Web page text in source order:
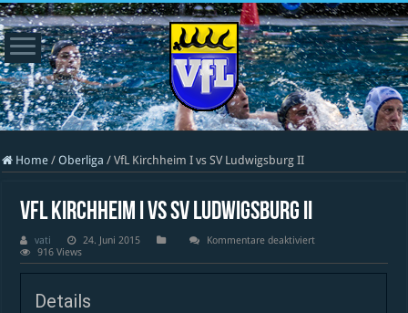
Home / Oberliga / VfL Kirchheim I vs SV Ludwigsburg II
VfL Kirchheim I vs SV Ludwigsburg II
vati 24. Juni 2015 Kommentare deaktiviertfür
Kirchheim
I
916 Views
Details